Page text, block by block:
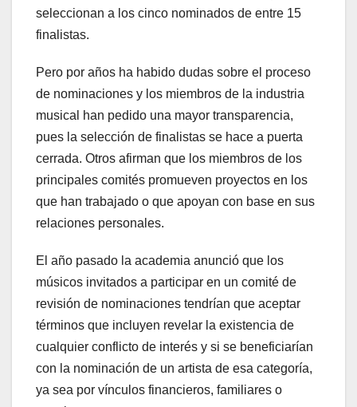
seleccionan a los cinco nominados de entre 15
finalistas.
Pero por años ha habido dudas sobre el proceso
de nominaciones y los miembros de la industria
musical han pedido una mayor transparencia,
pues la selección de finalistas se hace a puerta
cerrada. Otros afirman que los miembros de los
principales comités promueven proyectos en los
que han trabajado o que apoyan con base en sus
relaciones personales.
El año pasado la academia anunció que los
músicos invitados a participar en un comité de
revisión de nominaciones tendrían que aceptar
términos que incluyen revelar la existencia de
cualquier conflicto de interés y si se beneficiarían
con la nominación de un artista de esa categoría,
ya sea por vínculos financieros, familiares o